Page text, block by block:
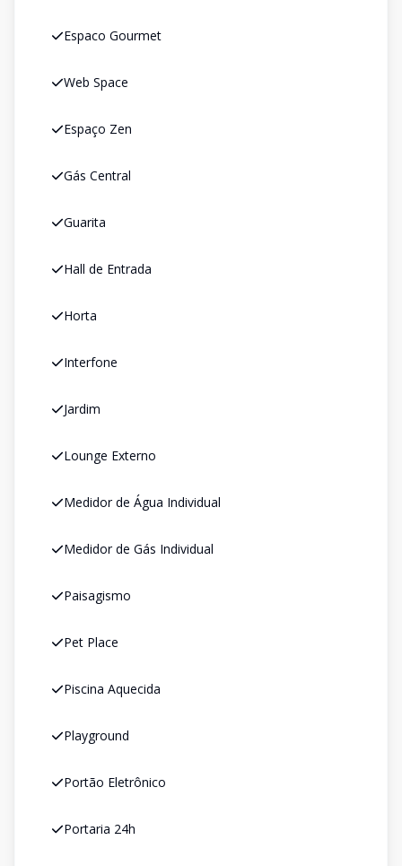
Espaco Gourmet
Web Space
Espaço Zen
Gás Central
Guarita
Hall de Entrada
Horta
Interfone
Jardim
Lounge Externo
Medidor de Água Individual
Medidor de Gás Individual
Paisagismo
Pet Place
Piscina Aquecida
Playground
Portão Eletrônico
Portaria 24h